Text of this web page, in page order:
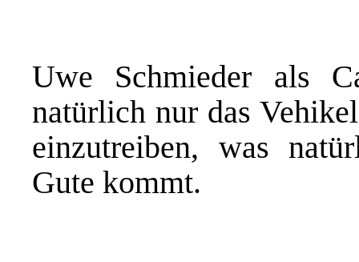
Uwe Schmieder als
natürlich nur das
einzutreiben, was
Gute kommt.